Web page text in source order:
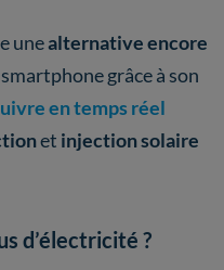
unealternative encore
grâce à son
en temps réel
et injection solaire
d’électricité ?